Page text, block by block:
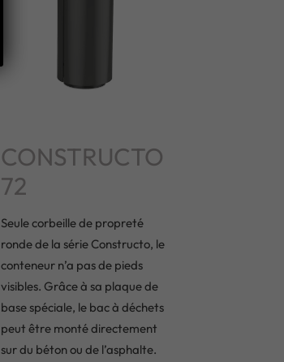
CONSTRUCTO
72
Seule corbeille de propreté
ronde de la série Constructo, le
conteneur n’a pas de pieds
visibles. Grâce à sa plaque de
base spéciale, le bac à déchets
peut être monté directement
sur du béton ou de l’asphalte.